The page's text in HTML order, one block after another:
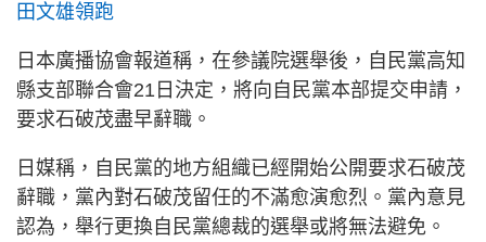
田文雄領跑
日本廣播協會報道稱，在參議院選舉後，自民黨高知
縣支部聯合會21日決定，將向自民黨本部提交申請，
要求石破茂盡早辭職。
日媒稱，自民黨的地方組織已經開始公開要求石破茂
辭職，黨內對石破茂留任的不滿愈演愈烈。黨內意見
認為，舉行更換自民黨總裁的選舉或將無法避免。